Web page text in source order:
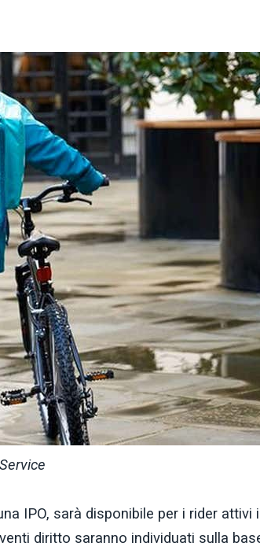
IPO, sarà disponibile per i rider attivi
diritto saranno individuati sulla